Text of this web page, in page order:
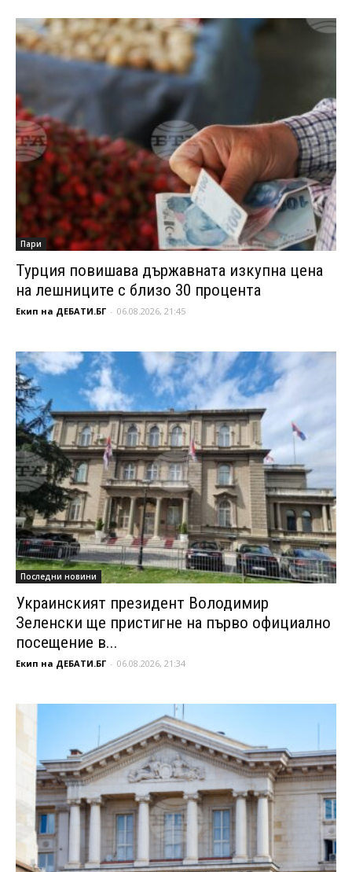
Пари
Турция повишава държавната изкупна цена
на лешниците с близо 30 процента
Екип на ДЕБАТИ.БГ - 06.08.2026, 21:45
Последни новини
Украинският президент Володимир
Зеленски ще пристигне на първо официално
посещение в...
Екип на ДЕБАТИ.БГ - 06.08.2026, 21:34